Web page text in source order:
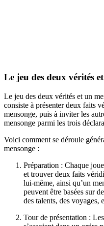
Le jeu des deux vérités
Le jeu des deux vérités et un
consiste à présenter deux faits
mensonge, puis à inviter les
mensonge parmi les trois
Voici comment se déroule
mensonge :
Préparation : Chaque
et trouver deux faits
lui-même, ainsi qu’un
peuvent être basées sur
des talents, des voyages,
Tour de présentation :